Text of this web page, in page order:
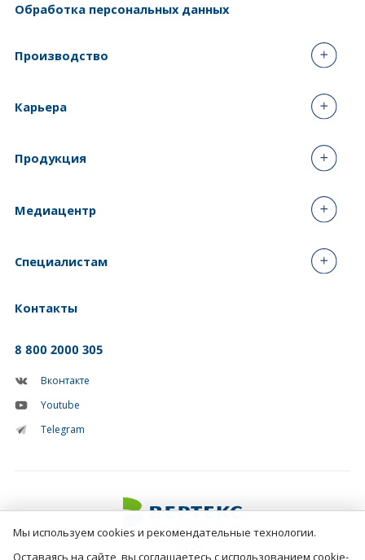
Обработка персональных данных
Производство
Карьера
8 800 2000 305
Вконтакте
Youtube
Telegram
Продукция
Медиацентр
Специалистам
Контакты
Мы используем cookies и рекомендательные технологии.
Оставаясь на сайте, вы соглашаетесь с использованием cookie-